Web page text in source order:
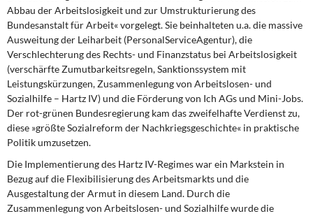
Eurokrise und Griechenland
DIE LINKE
Weitere Themen
Memo-Gruppe
Institut Solidarische Moderne
Rosa-Luxemburg-Stiftung
Abbau der Arbeitslosigkeit und zur Umstrukturierung des
Bundesanstalt für Arbeit« vorgelegt. Sie beinhalteten u.a. die massive
Ausweitung der Leiharbeit (PersonalServiceAgentur), die
Verschlechterung des Rechts- und Finanzstatus bei Arbeitslosigkeit
(verschärfte Zumutbarkeitsregeln, Sanktionssystem mit
Leistungskürzungen, Zusammenlegung von Arbeitslosen- und
Sozialhilfe – Hartz IV) und die Förderung von Ich AGs und Mini-Jobs.
Der rot-grünen Bundesregierung kam das zweifelhafte Verdienst zu,
diese »größte Sozialreform der Nachkriegsgeschichte« in praktische
Politik umzusetzen.
Die Implementierung des Hartz IV-Regimeswar ein Markstein in
Bezug auf die Flexibilisierung des Arbeitsmarkts und die
Ausgestaltung der Armut in diesem Land. Durch die
Zusammenlegung von Arbeitslosen- und Sozialhilfe wurde die